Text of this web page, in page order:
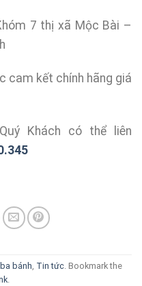
7 thị xã Mộc Bài –
cam kết chính hãng giá
Khách có thể liên
bánh, Tin tức. Bookmark the
.